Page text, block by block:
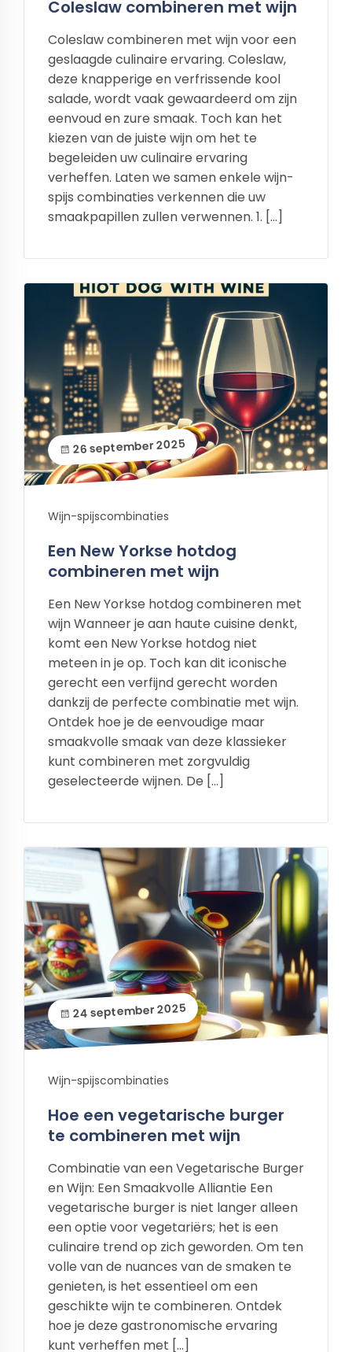
Coleslaw combineren met wijn
Coleslaw combineren met wijn voor een
geslaagde culinaire ervaring. Coleslaw,
deze knapperige en verfrissende kool
salade, wordt vaak gewaardeerd om zijn
eenvoud en zure smaak. Toch kan het
kiezen van de juiste wijn om het te
begeleiden uw culinaire ervaring
verheffen. Laten we samen enkele wijn-
spijs combinaties verkennen die uw
smaakpapillen zullen verwennen. 1. […]
26 september 2025
Wijn-spijscombinaties
Een New Yorkse hotdog
combineren met wijn
Een New Yorkse hotdog combineren met
wijn Wanneer je aan haute cuisine denkt,
komt een New Yorkse hotdog niet
meteen in je op. Toch kan dit iconische
gerecht een verfijnd gerecht worden
dankzij de perfecte combinatie met wijn.
Ontdek hoe je de eenvoudige maar
smaakvolle smaak van deze klassieker
kunt combineren met zorgvuldig
geselecteerde wijnen. De […]
24 september 2025
Wijn-spijscombinaties
Hoe een vegetarische burger
te combineren met wijn
Combinatie van een Vegetarische Burger
en Wijn: Een Smaakvolle Alliantie Een
vegetarische burger is niet langer alleen
een optie voor vegetariërs; het is een
culinaire trend op zich geworden. Om ten
volle van de nuances van de smaken te
genieten, is het essentieel om een
geschikte wijn te combineren. Ontdek
hoe je deze gastronomische ervaring
kunt verheffen met […]